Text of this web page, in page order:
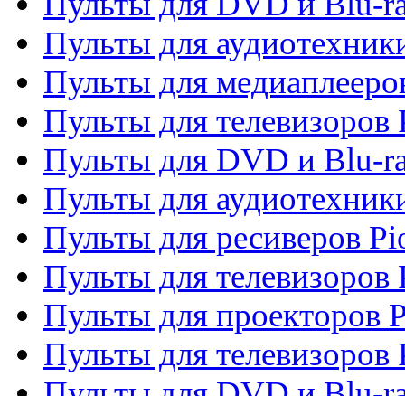
Пульты для
Пульты для
Пульты для телевизоров
Пульты для DVD и Blu-
Пульты для
Пульты для ресиверов
Пульты для телевизоров
Пульты для проекторов
Пульты для телевизоров